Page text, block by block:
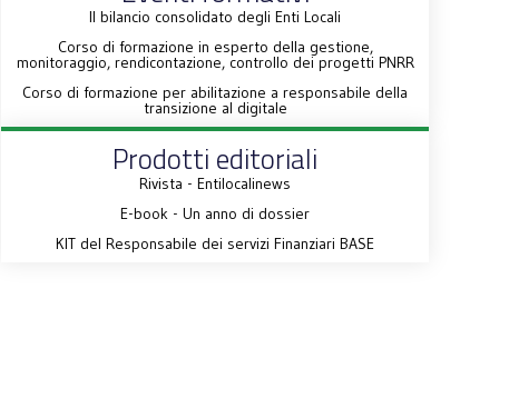
Il bilancio consolidato degli Enti Locali
Corso di formazione in esperto della gestione,
monitoraggio, rendicontazione, controllo dei progetti PNRR
Corso di formazione per abilitazione a responsabile della
transizione al digitale
Prodotti editoriali
Rivista - Entilocalinews
E-book - Un anno di dossier
KIT del Responsabile dei servizi Finanziari BASE